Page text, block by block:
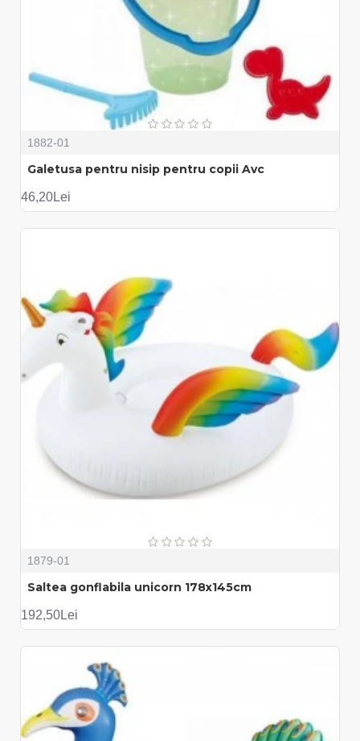
1882-01
Galetusa pentru nisip pentru copii Avc
46,20Lei
1879-01
Saltea gonflabila unicorn 178x145cm
192,50Lei